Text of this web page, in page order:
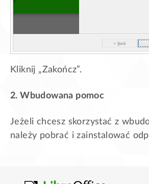
Kliknij „Zakończ”.
2. Wbudowana pomoc
Jeżeli chcesz skorzystać z
należy pobrać i zainstalować